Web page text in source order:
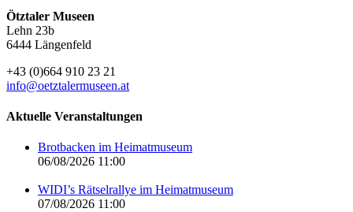
Ötztaler Museen
Lehn 23b
6444 Längenfeld
+43 (0)664 910 23 21
info@oetztalermuseen.at
Aktuelle Veranstaltungen
Brotbacken im Heimatmuseum
06/08/2026 11:00
WIDI’s Rätselrallye im Heimatmuseum
07/08/2026 11:00